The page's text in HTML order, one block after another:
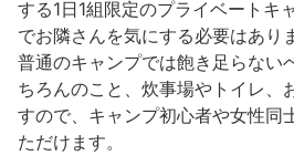
南伊豆町
函南町
西伊豆町
宿泊・予約
旅程作成
AIルートプランナー
合同会社説明
伊豆ワーケーシ
する1日1組限定のプライベートキ
でお隣さんを気にする必要はあり
普通のキャンプでは飽き足らない
ちろんのこと、炊事場やトイレ、
すので、キャンプ初心者や女性同
ただけます。